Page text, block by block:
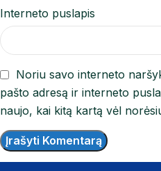
Interneto puslapis
Noriu savo interneto
pašto adresą ir interneto
naujo, kai kitą kartą vėl